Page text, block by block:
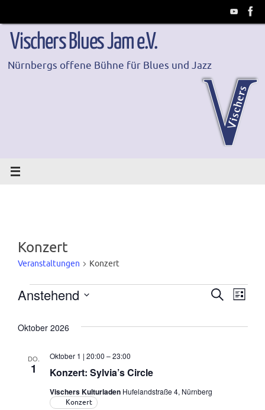
springen
Vischers Blues Jam e.V.
Nürnbergs offene Bühne für Blues und Jazz
Konzert
Veranstaltungen Konzert
Veranstaltungen
Suche
SucheListe
Anstehend
wählen.
Oktober 2026
DO.
1 Konzert: Sylvia’s Circle
Oktober 1 | 20:00 –23:00
Vischers Kulturladen Hufelandstraße 4, Nürnberg
Konzert